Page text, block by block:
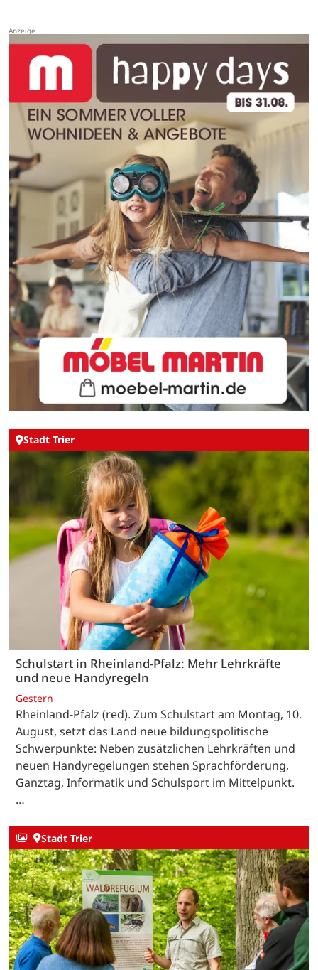
Stadt Trier
Schulstart in Rheinland-Pfalz: Mehr Lehrkräfte
und neue Handyregeln
Gestern
Rheinland-Pfalz (red). Zum Schulstart am Montag, 10.
August, setzt das Land neue bildungspolitische
Schwerpunkte: Neben zusätzlichen Lehrkräften und
neuen Handyregelungen stehen Sprachförderung,
Ganztag, Informatik und Schulsport im Mittelpunkt.
…
Stadt Trier